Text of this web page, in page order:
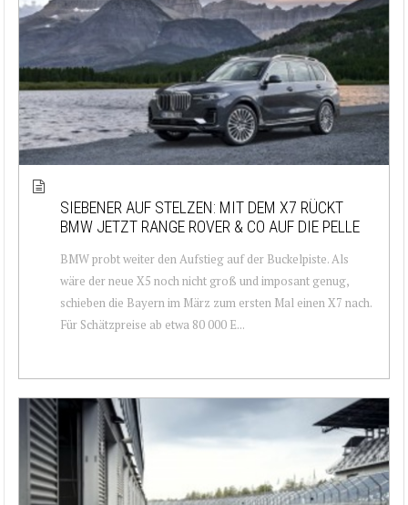
SIEBENER AUF STELZEN: MIT DEM X7 RÜCKT
BMW JETZT RANGE ROVER & CO AUF DIE PELLE
BMW probt weiter den Aufstieg auf der Buckelpiste. Als
wäre der neue X5 noch nicht groß und imposant genug,
schieben die Bayern im März zum ersten Mal einen X7 nach.
Für Schätzpreise ab etwa 80 000 E...